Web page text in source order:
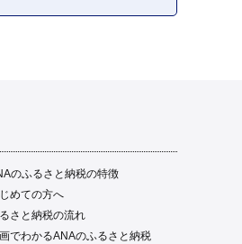
のふるさと納税の特徴
めての方へ
さと納税の流れ
でわかるANAのふるさと納税